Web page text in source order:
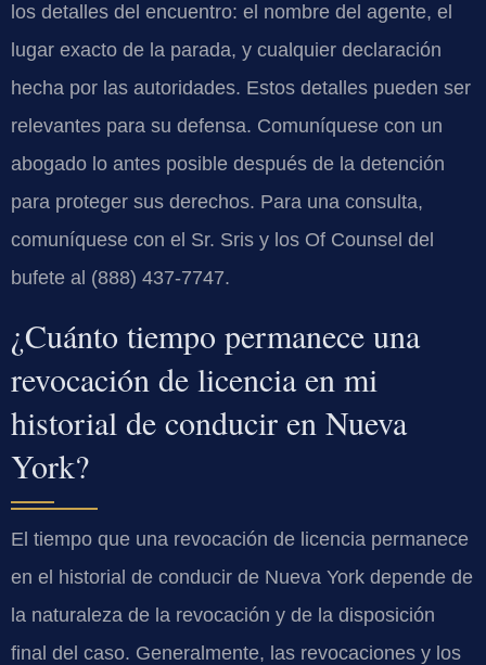
los detalles del encuentro: el nombre del agente, el
lugar exacto de la parada, y cualquier declaración
hecha por las autoridades. Estos detalles pueden ser
relevantes para su defensa. Comuníquese con un
abogado lo antes posible después de la detención
para proteger sus derechos. Para una consulta,
comuníquese con el Sr. Sris y los Of Counsel del
bufete al (888) 437-7747.
¿Cuánto tiempo permanece una
revocación de licencia en mi
historial de conducir en Nueva
York?
El tiempo que una revocación de licencia permanece
en el historial de conducir de Nueva York depende de
la naturaleza de la revocación y de la disposición
final del caso. Generalmente, las revocaciones y los